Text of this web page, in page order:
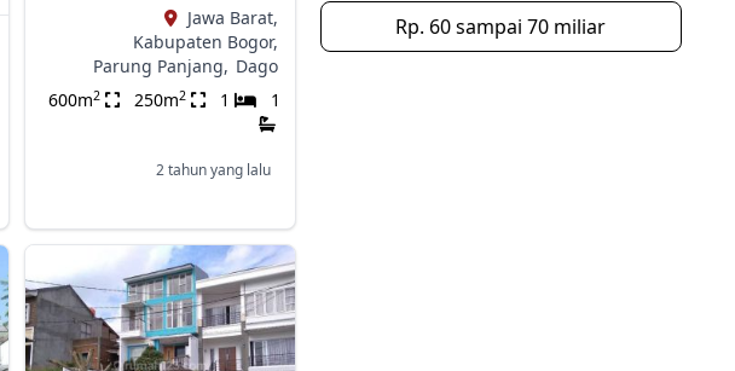
Jawa Barat,
Kabupaten Bogor,
Parung Panjang, Dago
600m2 250m2 1 1
2 tahun yang lalu
Rp. 60 sampai 70 miliar